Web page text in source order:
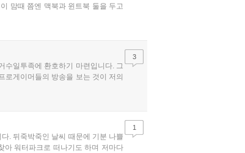
맘때 쯤엔 맥북과 윈트북 둘을 두고
수일투족에 환호하기 마련입니다. 그
로게이머들의 방송을 보는 것이 저의
3
. 뒤죽박죽인 날씨 때문에 기분 나쁠
아 워터파크로 떠나기도 하며 저마다
1